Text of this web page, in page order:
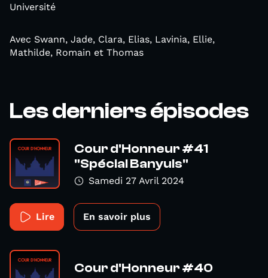
Université
Avec Swann, Jade, Clara, Elias, Lavinia, Ellie,
Mathilde, Romain et Thomas
Les derniers épisodes
Cour d'Honneur #41
"Spécial Banyuls"
Samedi 27 Avril 2024
Lire En savoir plus
Cour d'Honneur #40